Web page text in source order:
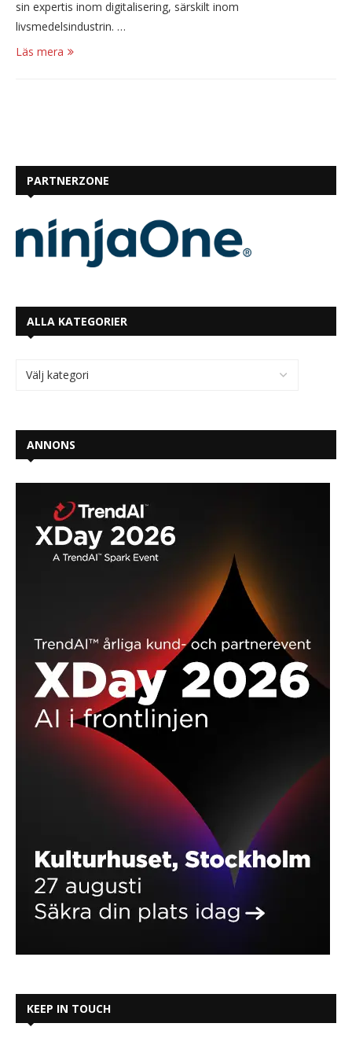
sin expertis inom digitalisering, särskilt inom
livsmedelsindustrin. …
Läs mera
PARTNERZONE
ALLA KATEGORIER
ANNONS
KEEP IN TOUCH